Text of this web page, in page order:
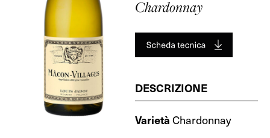
Chardonnay
DESCRIZIONE
Varietà Chardonnay